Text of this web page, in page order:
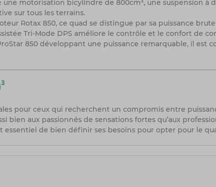
une motorisation bicylindre de 800cm³, une suspension
sur tous les terrains.
Rotax 850, ce quad se distingue par sa puissance
Tri-Mode DPS améliore le contrôle et le confort de
850 développant une puissance remarquable, il est
pour ceux qui recherchent un compromis entre
bien aux passionnés de sensations fortes qu’aux
de bien définir ses besoins pour opter pour le